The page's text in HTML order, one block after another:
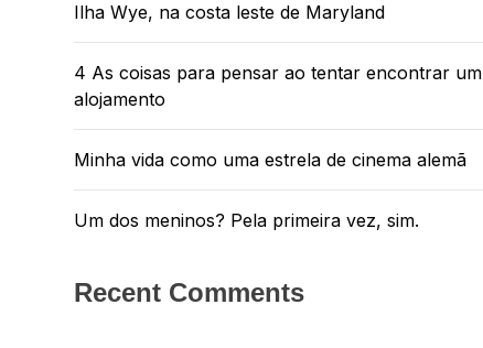
Ilha Wye, na costa leste de Maryland
4 As coisas para pensar ao tentar encontrar um
alojamento
Minha vida como uma estrela de cinema alemã
Um dos meninos? Pela primeira vez, sim.
Recent Comments